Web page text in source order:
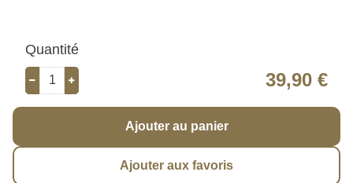
Quantité
39,90 €
Ajouter au panier
Ajouter aux favoris